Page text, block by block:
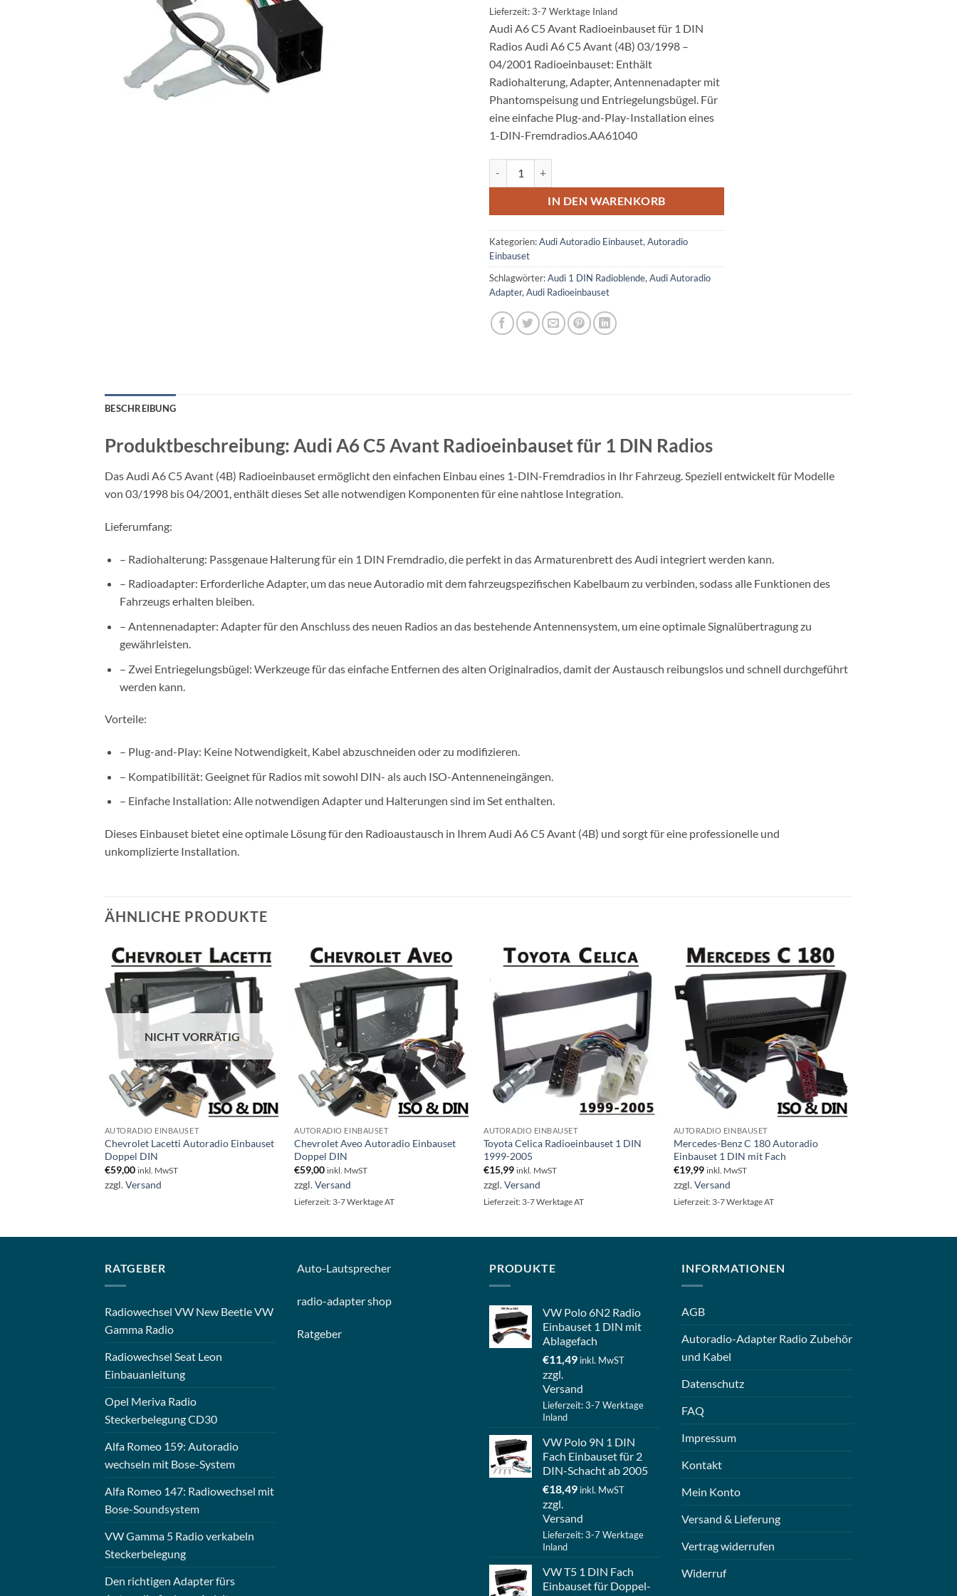
Lieferzeit: 3-7 Werktage Inland
Audi A6 C5 Avant Radioeinbauset für 1 DIN
Radios Audi A6 C5 Avant (4B) 03/1998 –
04/2001 Radioeinbauset: Enthält
Radiohalterung, Adapter, Antennenadapter mit
Phantomspeisung und Entriegelungsbügel. Für
eine einfache Plug-and-Play-Installation eines
1-DIN-Fremdradios.AA61040
IN DEN WARENKORB
Kategorien:Audi Autoradio Einbauset, Autoradio
Einbauset
Schlagwörter:Audi 1 DIN Radioblende, Audi Autoradio
Adapter, Audi Radioeinbauset
BESCHREIBUNG
Produktbeschreibung: Audi A6 C5 Avant Radioeinbauset für 1 DIN Radios
Das Audi A6 C5 Avant (4B) Radioeinbauset ermöglicht den einfachen Einbau eines 1-DIN-Fremdradios in Ihr Fahrzeug. Speziell entwickelt für Modelle
von 03/1998 bis 04/2001, enthält dieses Set alle notwendigen Komponenten für eine nahtlose Integration.
Lieferumfang:
– Radiohalterung: Passgenaue Halterung für ein 1 DIN Fremdradio, die perfekt in das Armaturenbrett des Audi integriert werden kann.
– Radioadapter: Erforderliche Adapter, um das neue Autoradio mit dem fahrzeugspezifischen Kabelbaum zu verbinden, sodass alle Funktionen des
Fahrzeugs erhalten bleiben.
– Antennenadapter: Adapter für den Anschluss des neuen Radios an das bestehende Antennensystem, um eine optimale Signalübertragung zu
gewährleisten.
– Zwei Entriegelungsbügel: Werkzeuge für das einfache Entfernen des alten Originalradios, damit der Austausch reibungslos und schnell durchgeführt
werden kann.
Vorteile:
– Plug-and-Play: Keine Notwendigkeit, Kabel abzuschneiden oder zu modifizieren.
– Kompatibilität: Geeignet für Radios mit sowohl DIN- als auch ISO-Antenneneingängen.
– Einfache Installation: Alle notwendigen Adapter und Halterungen sind im Set enthalten.
Dieses Einbauset bietet eine optimale Lösung für den Radioaustausch in Ihrem Audi A6 C5 Avant (4B) und sorgt für eine professionelle und
unkomplizierte Installation.
ÄHNLICHE PRODUKTE
NICHT VORRÄTIG
AUTORADIO EINBAUSET
Chevrolet Lacetti Autoradio Einbauset
Doppel DIN
€59,00 inkl. MwST
zzgl.Versand
AUTORADIO EINBAUSET
Chevrolet Aveo Autoradio Einbauset
Doppel DIN
€59,00 inkl. MwST
zzgl.Versand
Lieferzeit: 3-7 Werktage AT
AUTORADIO EINBAUSET
Toyota Celica Radioeinbauset 1 DIN
1999-2005
€15,99 inkl. MwST
zzgl.Versand
Lieferzeit: 3-7 Werktage AT
AUTORADIO EINBAUSET
Mercedes-Benz C 180 Autoradio
Einbauset 1 DIN mit Fach
€19,99 inkl. MwST
zzgl.Versand
Lieferzeit: 3-7 Werktage AT
RATGEBER
Radiowechsel VW New Beetle VW
Gamma Radio
Radiowechsel Seat Leon
Einbauanleitung
Opel Meriva Radio
Steckerbelegung CD30
Alfa Romeo 159: Autoradio
wechseln mit Bose-System
Alfa Romeo 147: Radiowechsel mit
Bose-Soundsystem
VW Gamma 5 Radio verkabeln
Steckerbelegung
Den richtigen Adapter fürs
Auto-Lautsprecher
radio-adapter shop
Ratgeber
PRODUKTE
VW Polo 6N2 Radio
Einbauset 1 DIN mit
Ablagefach
€11,49 inkl. MwST
zzgl.
Versand
Lieferzeit: 3-7 Werktage
Inland
VW Polo 9N 1 DIN
Fach Einbauset für 2
DIN-Schacht ab 2005
€18,49 inkl. MwST
zzgl.
Versand
Lieferzeit: 3-7 Werktage
Inland
VW T5 1 DIN Fach
Einbauset für Doppel-
INFORMATIONEN
AGB
Autoradio-Adapter Radio Zubehör
und Kabel
Datenschutz
FAQ
Impressum
Kontakt
Mein Konto
Versand & Lieferung
Vertrag widerrufen
Widerruf